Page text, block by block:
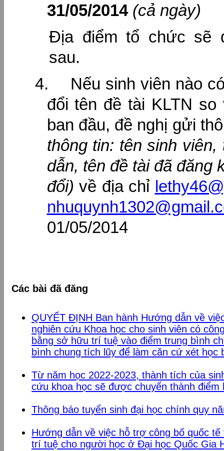
31/05/2014 (cả ngày)
Địa điểm tổ chức sẽ
sau.
4.
Nếu sinh viên nào
đổi tên đề tài KLTN
ban đầu, đề nghị gửi
thông tin: tên sinh
dẫn, tên đề tài đã đăng
đổi) về địa chỉ
01/05/2014
Các bài đã đăng
QUYẾT ĐỊNH Ban hành Hướng dẫn về
nghiên cứu Khoa học cho sinh viên có
bằng sở hữu trí tuệ vào điểm trung bình
bình chung tích lũy để làm căn cứ xét học
Từ năm học 2022-2023, thành tích của
cứu khoa học sẽ được chuyển thành
Thông báo tuyển sinh đại học chính quy
Hướng dẫn về việc hỗ trợ công bố quốc
trí tuệ cho người học ở Đại học Quốc Gia